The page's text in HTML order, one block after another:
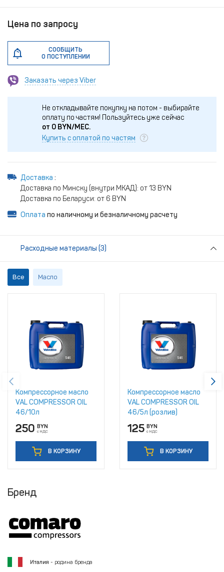
Цена по запросу
СООБЩИТЬ
О ПОСТУПЛЕНИИ
Заказать через Viber
Не откладывайте покупку на потом - выбирайте
оплату по частям! Пользуйтесь уже сейчас
от 0 BYN/МЕС.
Купить с оплатой по частям
Доставка :
Доставка по Минску (внутри МКАД): от 13 BYN
Доставка по Беларуси: от 6 BYN
Оплата по наличному и безналичному расчету
Расходные материалы (3)
Все Масло
Компрессорное масло
VAL COMPRESSOR OIL
46/10л
250 BYN
с НДС
В КОРЗИНУ
Компрессорное масло
VAL COMPRESSOR OIL
46/5л (розлив)
125 BYN
с НДС
В КОРЗИНУ
Бренд
Италия - родина бренда